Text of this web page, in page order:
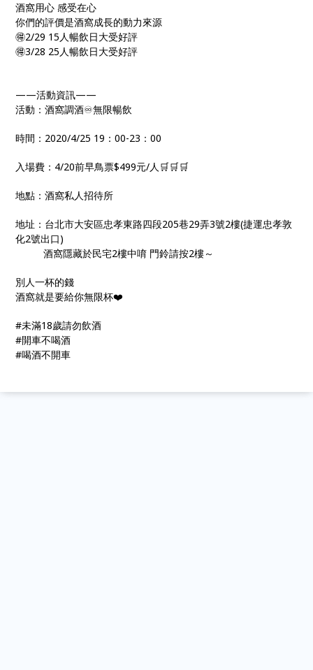
酒窩用心 感受在心
你們的評價是酒窩成長的動力來源
🉐️2/29 15人暢飲日大受好評
🉐️3/28 25人暢飲日大受好評
——活動資訊——
活動：酒窩調酒♾無限暢飲
時間：2020/4/25 19：00-23：00
入場費：4/20前早鳥票$499元/人🛒🛒🛒
地點：酒窩私人招待所
地址：台北市大安區忠孝東路四段205巷29弄3號2樓(捷運忠孝敦
化2號出口)
酒窩隱藏於民宅2樓中唷 門鈴請按2樓～
別人一杯的錢
酒窩就是要給你無限杯❤️
#未滿18歲請勿飲酒
#開車不喝酒
#喝酒不開車